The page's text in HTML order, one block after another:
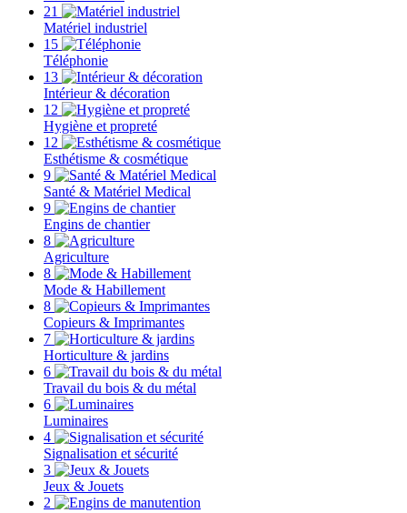
21
Matériel industriel
15
Téléphonie
13
Intérieur & décoration
12
Hygiène et propreté
12
Esthétisme & cosmétique
9
Santé & Matériel Medical
9
Engins de chantier
8
Agriculture
8
Mode & Habillement
8
Copieurs & Imprimantes
7
Horticulture & jardins
6
Travail du bois & du métal
6
Luminaires
4
Signalisation et sécurité
3
Jeux & Jouets
2